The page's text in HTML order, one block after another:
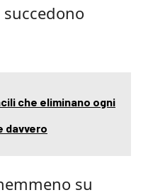
che eliminano ogni
davvero
su